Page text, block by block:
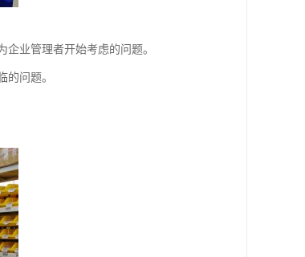
业管理者开始考虑的问题。
问题。